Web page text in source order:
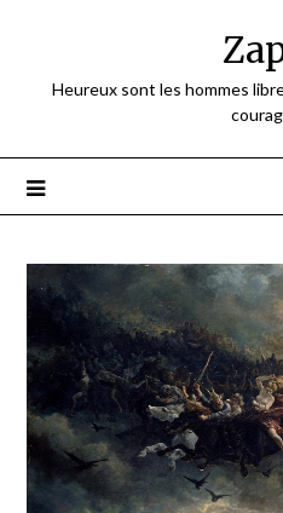
Heureux sont les hommes